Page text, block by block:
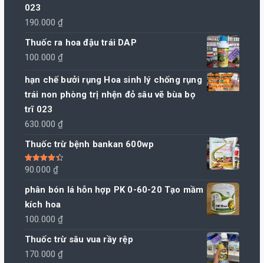
023
190.000₫
Thuốc ra hoa đậu trái DAP
100.000₫
hạn chế bưởi rụng Hoa sinh lý chống rụng
trái non phòng trị nhện đỏ sâu vẽ bùa bọ
trĩ 023
630.000₫
Thuốc trừ bệnh bankan 600wp
Được xếp
4.50
90.000₫
phân bón lá hỗn hợp PK 0-60-20 Tạo mầm
kích hoa
100.000₫
Thuốc trừ sâu vua rầy rệp
170.000₫